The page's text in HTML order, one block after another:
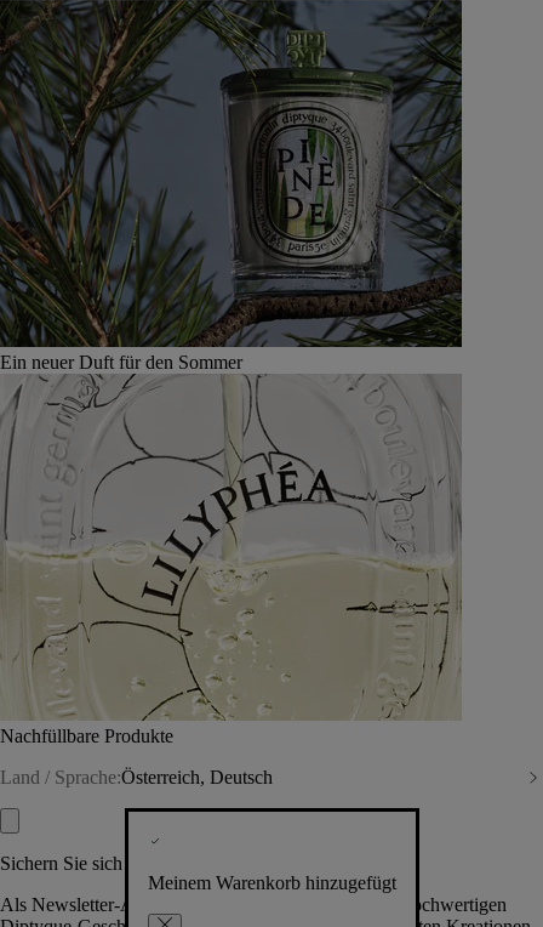
Ein neuer Duft für den Sommer
Nachfüllbare Produkte
Land / Sprache:Österreich, Deutsch
Meinem Warenkorb hinzugefügt
Sichern Sie sich exklusive Vorteile
Als Newsletter-Abonnent.in erhalten Sie Zugang zu hochwertigen